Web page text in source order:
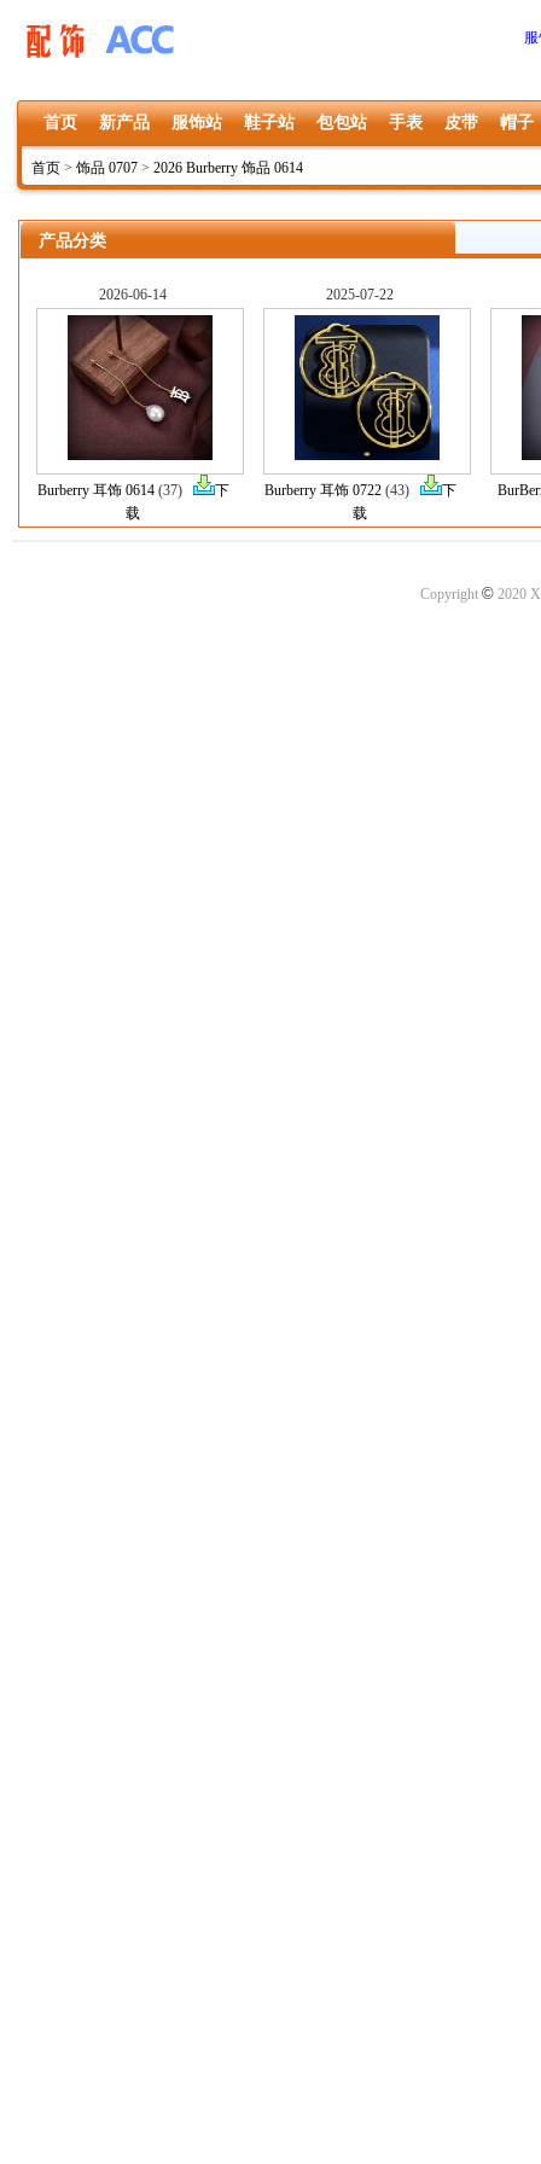
首页 新产品 服饰站 鞋子站 包包站 手表 皮带 帽子
首页 > 饰品 0707 > 2026 Burberry 饰品 0614
产品分类
2026-06-14
Burberry 耳饰 0614(37)
下
载
2025-07-22
Burberry 耳饰 0722(43)
下
载
Copyright ©2020